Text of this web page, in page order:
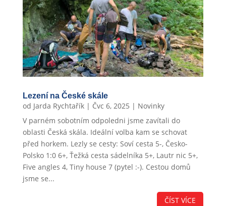
Lezení na České skále
od Jarda Rychtařík| Čvc 6, 2025 | Novinky
V parném sobotním odpoledni jsme zavítali do
oblasti Česká skála. Ideální volba kam se schovat
před horkem. Lezly se cesty: Soví cesta 5-, Česko-
Polsko 1:0 6+, Ťežká cesta sádelníka 5+, Lautr nic 5+,
Five angles 4, Tiny house 7 (pytel :-). Cestou domů
jsme se...
ČÍST VÍCE